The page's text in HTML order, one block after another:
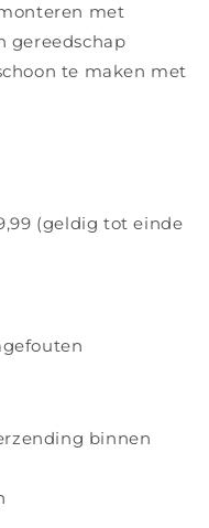
met
gereedschap
te maken met
(geldig tot einde
binnen